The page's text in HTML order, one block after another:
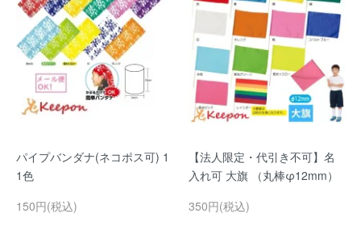
パイプバンダナ(ネコポス可) 1
1色
150円(税込)
【法人限定・代引き不可】名
入れ可 大旗 （丸棒φ12mm）
350円(税込)